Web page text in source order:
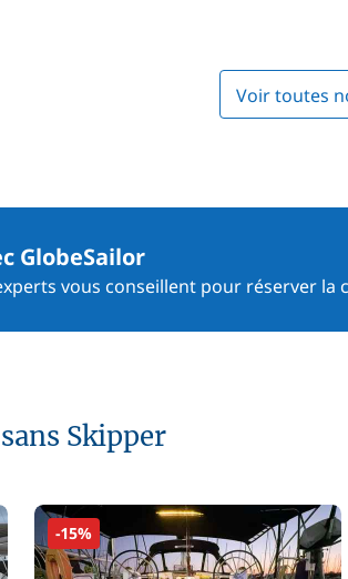
Voir toutes
GlobeSailor
vous conseillent pour réserver la
Skipper
-15%